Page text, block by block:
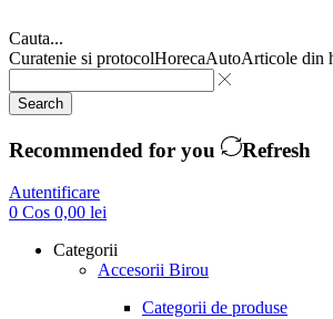
Cauta...
Curatenie si protocolHorecaAutoArticole din
Search
Recommended for you Refresh
Autentificare
0 Cos 0,00 lei
Categorii
Accesorii Birou
Categorii de produse